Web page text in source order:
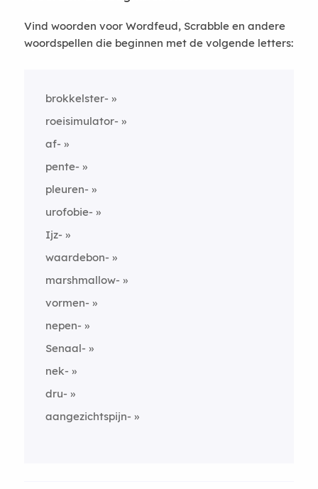
Vind woorden voor Wordfeud, Scrabble en andere
woordspellen die beginnen met de volgende letters:
brokkelster-
roeisimulator-
af-
pente-
pleuren-
urofobie-
Ijz-
waardebon-
marshmallow-
vormen-
nepen-
Senaal-
nek-
dru-
aangezichtspijn-